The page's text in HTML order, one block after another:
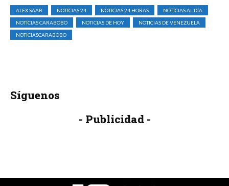
ALEX SAAB NOTICIAS 24 NOTICIAS 24 HORAS
NOTICIAS AL DÍA
NOTICIAS CARABOBO
NOTICIAS DE HOY
NOTICIAS DE VENEZUELA
NOTICIASCARABOBO
Síguenos
- Publicidad -